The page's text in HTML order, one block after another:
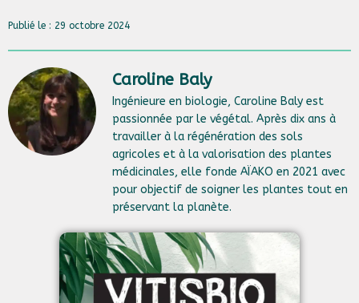
Publié le : 29 octobre 2024
Caroline Baly
Ingénieure en biologie, Caroline Baly est
passionnée par le végétal. Après dix ans à
travailler à la régénération des sols
agricoles et à la valorisation des plantes
médicinales, elle fonde AÏAKO en 2021 avec
pour objectif de soigner les plantes tout en
préservant la planète.